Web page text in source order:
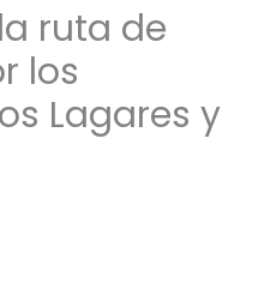
ruta de
los
Lagares y